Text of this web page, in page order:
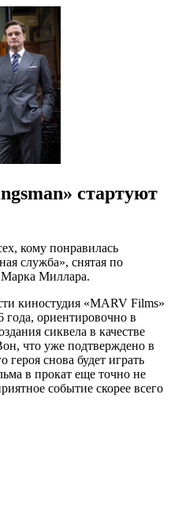
стартуют
кому понравилась
служба», снятая по
Марка Миллара.
киностудия «MARV Films»
года, ориентировочно в
сиквела в качестве
что уже подтверждено в
героя снова будет играть
в прокат еще точно не
событие скорее всего